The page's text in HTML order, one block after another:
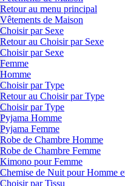
Retour au menu principal
Vêtements de Maison
Choisir par Sexe
Retour au Choisir par Sexe
Choisir par Sexe
Femme
Homme
Choisir par Type
Retour au Choisir par Type
Choisir par Type
Pyjama Homme
Pyjama Femme
Robe de Chambre Homme
Robe de Chambre Femme
Kimono pour Femme
Chemise de Nuit pour Homme
Choisir par Tissu